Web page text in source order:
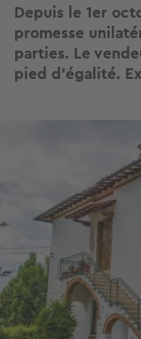
Depuis le 1er
promesse
parties. Le
pied d'égalité.